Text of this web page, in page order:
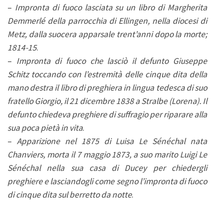
– Impronta di fuoco lasciata su un libro di Margherita
Demmerlé della parrocchia di Ellingen, nella diocesi di
Metz, dalla suocera apparsale trent’anni dopo la morte;
1814-15.
– Impronta di fuoco che lasciò il defunto Giuseppe
Schitz toccando con l’estremità delle cinque dita della
mano destra il libro di preghiera in lingua tedesca di suo
fratello Giorgio, il 21 dicembre 1838 a Stralbe (Lorena). Il
defunto chiedeva preghiere di suffragio per riparare alla
sua poca pietà in vita.
– Apparizione nel 1875 di Luisa Le Sénéchal nata
Chanviers, morta il 7 maggio 1873, a suo marito Luigi Le
Sénéchal nella sua casa di Ducey per chiedergli
preghiere e lasciandogli come segno l’impronta di fuoco
di cinque dita sul berretto da notte.